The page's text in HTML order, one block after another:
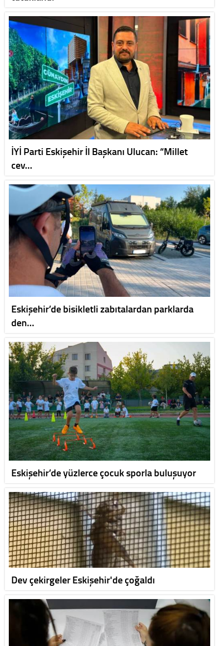
İYİ Parti Eskişehir İl Başkanı Ulucan: “Millet
cev…
Eskişehir’de bisikletli zabıtalardan parklarda
den…
Eskişehir’de yüzlerce çocuk sporla buluşuyor
Dev çekirgeler Eskişehir'de çoğaldı